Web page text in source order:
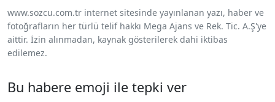
www.sozcu.com.tr internet sitesinde yayınlanan yazı, haber ve
fotoğrafların her türlü telif hakkı Mega Ajans ve Rek. Tic. A.Ş'ye
aittir. İzin alınmadan, kaynak gösterilerek dahi iktibas
edilemez.
Bu habere emoji ile tepki ver